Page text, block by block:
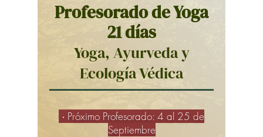
Profesorado de Yoga
21 días
Yoga, Ayurveda y
Ecología Védica
· Próximo Profesorado: 4 al 25 de
Septiembre